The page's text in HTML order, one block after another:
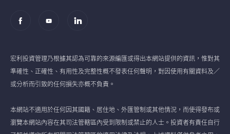
宏利投資管理乃根據其認為可靠的來源編匯或得出本網站提供的資訊，惟對其
準確性、正確性、有用性及完整性概不發表任何聲明，對因使用有關資料及／
或分析而引致的任何損失亦概不負責。
本網站不適用於任何因其國籍、居住地、外匯管制或其他情況，而使得發布或
瀏覽本網站內容在其司法管轄區內受到限制或禁止的人士。投資者有責任自行